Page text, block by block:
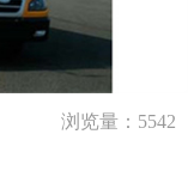
浏览量：5542